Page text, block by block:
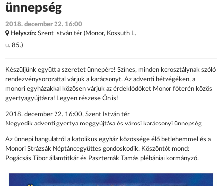
ünnepség
2018. december 22. 16:00
Helyszín: Szent István tér (Monor, Kossuth L.
u. 85.)
Készüljünk együtt a szeretet ünnepére! Színes, minden korosztálynak szóló
rendezvénysorozattal várjuk a karácsonyt. Az adventi hétvégéken, a
monori egyházakkal közösen várjuk az érdeklődőket Monor főterén közös
gyertyagyújtásra! Legyen részese Ön is!
2018. december 22. 16:00, Szent István tér
Negyedik adventi gyertya meggyújtása és városi karácsonyi ünnepség
Az ünnepi hangulatról a katolikus egyház közössége élő betlehemmel és a
Monori Strázsák Néptáncegyüttes gondoskodik. Köszöntőt mond:
Pogácsás Tibor államtitkár és Paszternák Tamás plébániai kormányzó.